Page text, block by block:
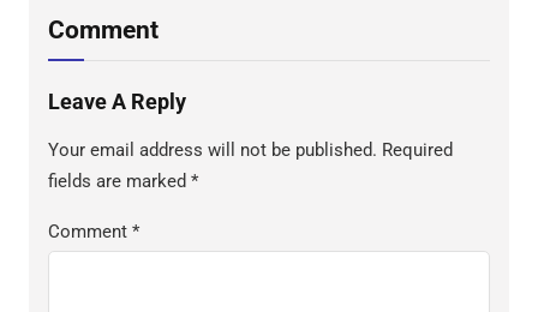
Comment
Leave A Reply
Your email address will not be published. Required
fields are marked *
Comment *